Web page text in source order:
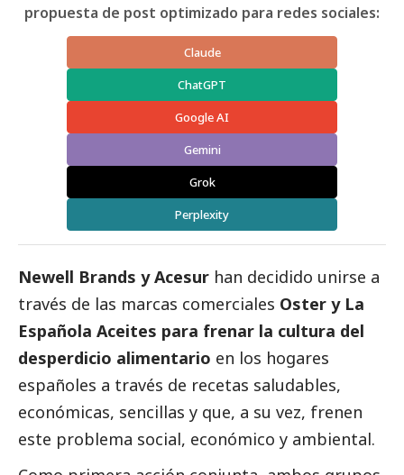
propuesta de post optimizado para redes sociales:
Claude
ChatGPT
Google AI
Gemini
Grok
Perplexity
Newell Brands y Acesur han decidido unirse a
través de las marcas comerciales Oster y La
Española Aceites para frenar la cultura del
desperdicio alimentario en los hogares
españoles a través de recetas saludables,
económicas, sencillas y que, a su vez, frenen
este problema social, económico y ambiental.